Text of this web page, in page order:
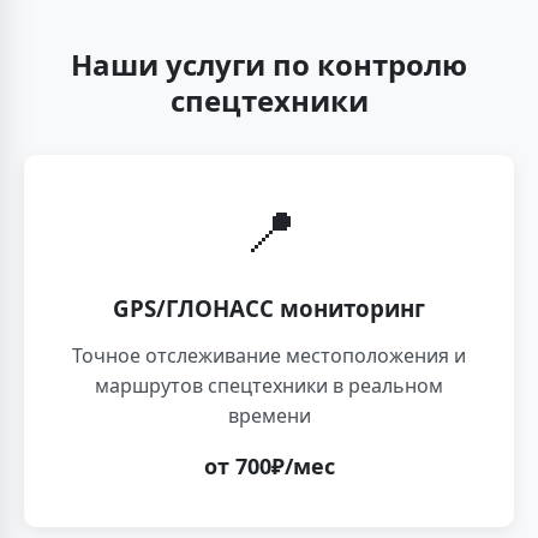
Наши услуги по контролю
спецтехники
📍
GPS/ГЛОНАСС мониторинг
Точное отслеживание местоположения и
маршрутов спецтехники в реальном
времени
от 700₽/мес